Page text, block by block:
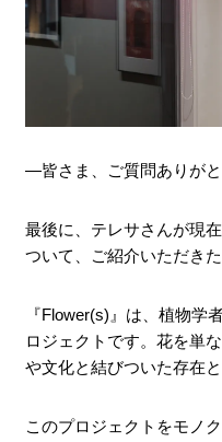
―皆さま、ご質問ありがと
最後に、テレサさんが現
ついて、ご紹介いただきた
『Flower(s)』は、植物学
ロジェクトです。花を単
や文化と結びついた存在
このプロジェクトをモノ